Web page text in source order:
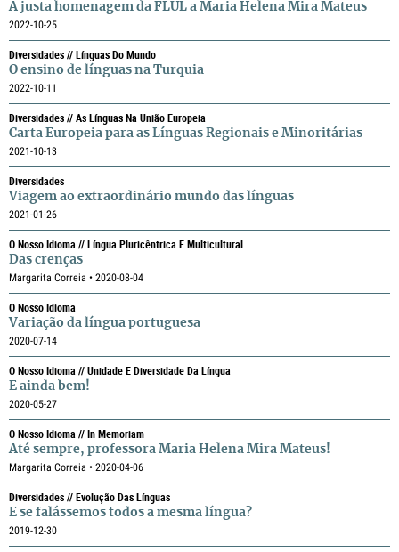
A justa homenagem da FLUL a Maria Helena Mira Mateus
2022-10-25
Diversidades // Línguas Do Mundo
O ensino de línguas na Turquia
2022-10-11
Diversidades // As Línguas Na União Europeia
Carta Europeia para as Línguas Regionais e Minoritárias
2021-10-13
Diversidades
Viagem ao extraordinário mundo das línguas
2021-01-26
O Nosso Idioma // Língua Pluricêntrica E Multicultural
Das crenças
Margarita Correia • 2020-08-04
O Nosso Idioma
Variação da língua portuguesa
2020-07-14
O Nosso Idioma // Unidade E Diversidade Da Língua
E ainda bem!
2020-05-27
O Nosso Idioma // In Memoriam
Até sempre, professora Maria Helena Mira Mateus!
Margarita Correia • 2020-04-06
Diversidades // Evolução Das Línguas
E se falássemos todos a mesma língua?
2019-12-30